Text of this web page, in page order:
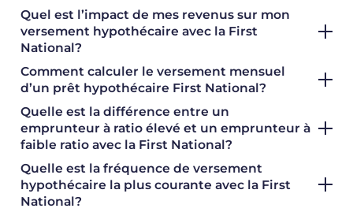
Quel est l’impact de mes revenus sur mon
versement hypothécaire avec la First
National?
Comment calculer le versement mensuel
d’un prêt hypothécaire First National?
Quelle est la différence entre un
emprunteur à ratio élevé et un emprunteur à
faible ratio avec la First National?
Quelle est la fréquence de versement
hypothécaire la plus courante avec la First
National?